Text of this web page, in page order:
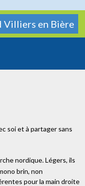
Villiers en Bière
soi et à partager sans
nordique. Légers, ils
brin, non
pour la main droite